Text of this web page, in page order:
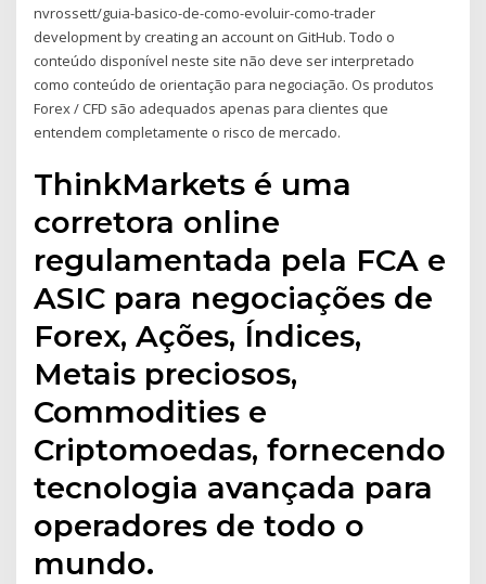
nvrossett/guia-basico-de-como-evoluir-como-trader
development by creating an account on GitHub. Todo o
conteúdo disponível neste site não deve ser interpretado
como conteúdo de orientação para negociação. Os produtos
Forex / CFD são adequados apenas para clientes que
entendem completamente o risco de mercado.
ThinkMarkets é uma
corretora online
regulamentada pela FCA e
ASIC para negociações de
Forex, Ações, Índices,
Metais preciosos,
Commodities e
Criptomoedas, fornecendo
tecnologia avançada para
operadores de todo o
mundo.